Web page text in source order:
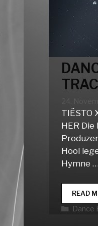
24.
TIËSTO
HER Die
Hool
Hymne
READ
Dance